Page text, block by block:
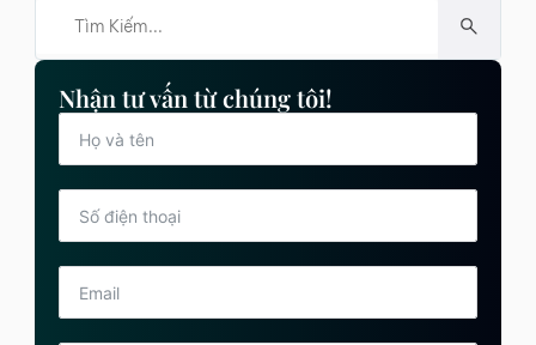
Nhận tư vấn từ chúng tôi!